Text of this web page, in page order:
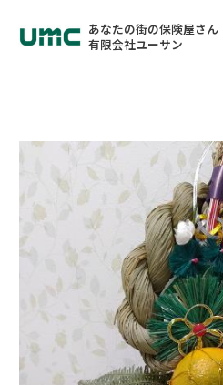
あなたの街の保険屋さん
有限会社ユーサン